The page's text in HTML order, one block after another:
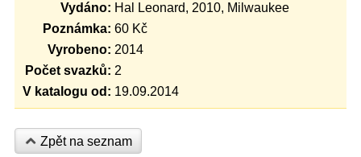
Vydáno: Hal Leonard, 2010, Milwaukee
Poznámka: 60 Kč
Vyrobeno: 2014
Počet svazků: 2
V katalogu od: 19.09.2014
Zpět na seznam